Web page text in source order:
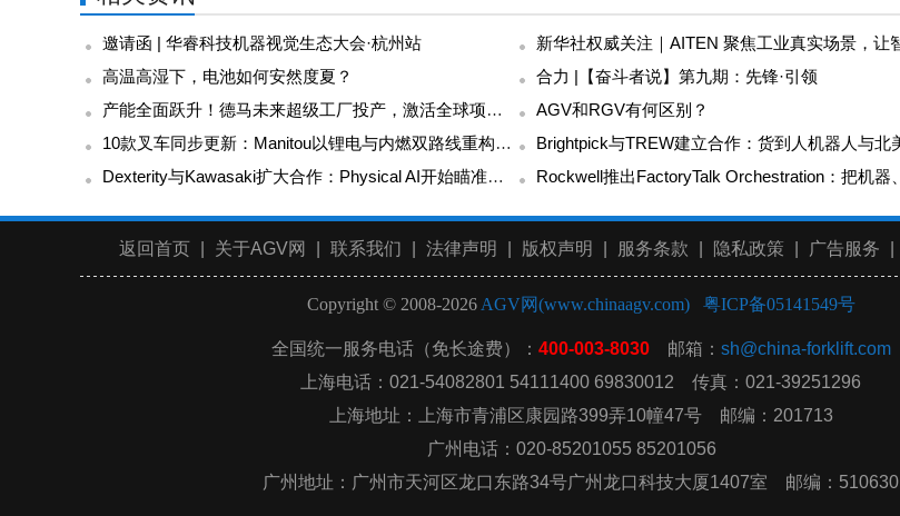
邀请函 | 华睿科技机器视觉生态大会·杭州站
高温高湿下，电池如何安然度夏？
合力 |【奋斗者说】第九期：先锋·引领
产能全面跃升！德马未来超级工厂投产，激活全球项目履约新动能
AGV和RGV有何区别？
10款叉车同步更新：Manitou以锂电与内燃双路线重构工业车辆产品组合
Dexterity与Kawasaki扩大合作：Physical AI开始瞄准高强度仓储装卸
返回首页 关于AGV网 联系我们 法律声明 版权声明 服务条款 隐私政策 广告服务
Copyright © 2008-2026 AGV网(www.chinaagv.com) 粤ICP备05141549号
全国统一服务电话（免长途费）： 400-003-8030邮箱： sh@china-forklift.com
上海电话：021-54082801 54111400 69830012 传真：021-39251296
上海地址：上海市青浦区康园路399弄10幢47号 邮编：201713
广州电话：020-85201055 85201056
广州地址： 广州市天河区龙口东路34号广州龙口科技大厦1407室 邮编：510630